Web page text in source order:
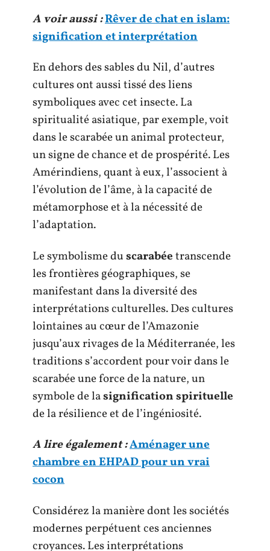
A voir aussi :Rêver de chat en islam:
signification et interprétation
En dehors des sables du Nil, d’autres
cultures ont aussi tissé des liens
symboliques avec cet insecte. La
spiritualité asiatique, par exemple, voit
dans le scarabée un animal protecteur,
un signe de chance et de prospérité. Les
Amérindiens, quant à eux, l’associent à
l’évolution de l’âme, à la capacité de
métamorphose et à la nécessité de
l’adaptation.
Le symbolisme duscarabéetranscende
les frontières géographiques, se
manifestant dans la diversité des
interprétations culturelles. Des cultures
lointaines au cœur de l’Amazonie
jusqu’aux rivages de la Méditerranée, les
traditions s’accordent pour voir dans le
scarabée une force de la nature, un
symbole de lasignification spirituelle
de la résilience et de l’ingéniosité.
A lire également :Aménager une
chambre en EHPAD pour un vrai
cocon
Considérez la manière dont les sociétés
modernes perpétuent ces anciennes
croyances. Les interprétations